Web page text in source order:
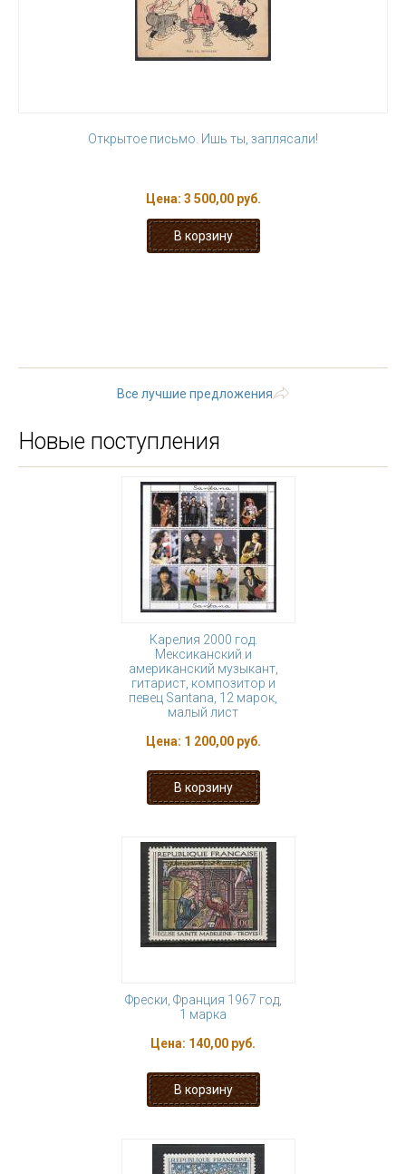
Открытое письмо. Ишь ты, заплясали!
Цена: 3 500,00 руб.
Все лучшие предложения
Новые поступления
Карелия 2000 год.
Мексиканский и
американский музыкант,
гитарист, композитор и
певец Santana, 12 марок,
малый лист
Цена: 1 200,00 руб.
Фрески, Франция 1967 год,
1 марка
Цена: 140,00 руб.